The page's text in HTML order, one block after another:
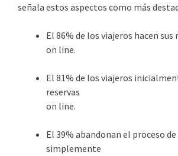
señala estos aspectos como más
El 86% de los viajeros hacen sus
on line.
El 81% de los viajeros
reservas
on line.
El 39% abandonan el proceso de
simplemente